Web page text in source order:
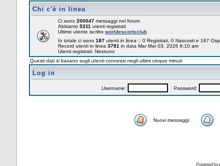
Chi c'è in linea
Ci sono 200047messaggi nel forum
Abbiamo 5311 utenti registrati
Ultimo utente iscritto worldescortsclub
In totale ci sono 187utenti in linea :: 0 Registrati, 0 Nascosti e 187
Record utenti in linea 3791 in data Mar Mar 03, 2026 8:10 am
Utenti registrati: Nessuno
Questi dati si basano sugli utenti connessi negli ultimi cinque minuti
Log in
Username: Password:
Nuovi messaggi
Powered by